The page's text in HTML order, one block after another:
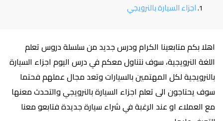
اجزاء السيارة بالنرويجي
اهلا بكم متابعينا الكرام ودرس جديد من سلسلة دروس تعلم
اللغة النرويجية، سوف نتناول معكم في درس اليوم اجزاء السيارة
بالنرويجية لكل المهتمين بالسيارات وتعد مجال عملهم فحتما
سوف يحتاجون الى تعلم اجزاء السيارة بالنرويجي والتحدث معنها
مع العملاء او عند الرغبة في شراء سيارة جديدة فتابعو معنا